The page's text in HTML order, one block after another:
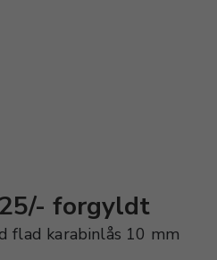
forgyldt
flad karabinlås 10 mm